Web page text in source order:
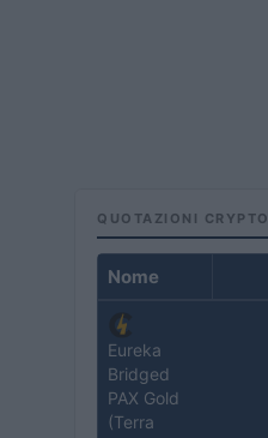
QUOTAZIONI CRYPTO
Nome
Eureka
Bridged
PAX Gold
(Terra